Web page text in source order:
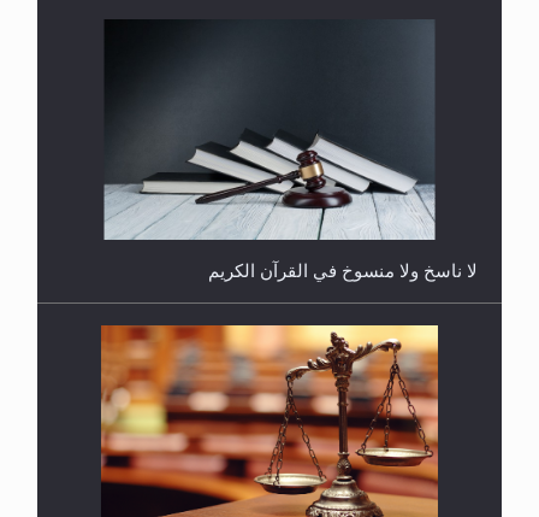
هل يُحسب حول الزكاة وفق السنة الميلادية أو الهجرية؟
هل يجوز فتح مشروع كوافير نسائي للمحجبات وغير
المحجبات؟